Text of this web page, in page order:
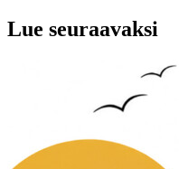
Lue seuraavaksi